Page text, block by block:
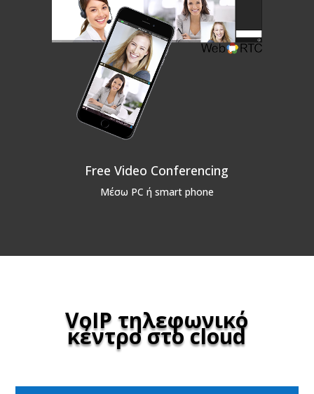
Free Video Conferencing
Μέσω PC ή smart phone
VoIP τηλεφωνικό
κέντρο στο cloud